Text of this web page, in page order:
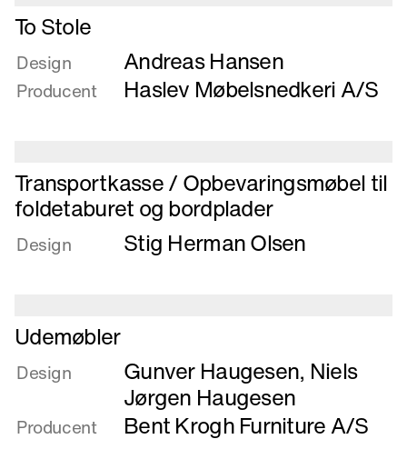
Box
modelkabinet
Læs
mere
om
To
Stole
To Stole
Design Andreas Hansen
Producent Haslev Møbelsnedkeri A/S
Læs
mere
om
Transportkasse
foldetaburet
og
bordplader
Transportkasse / Opbevaringsmøbel til
foldetaburet og bordplader
Design Stig Herman Olsen
Læs
mere
om
Udemøbler
Design Gunver Haugesen, Niels
Jørgen Haugesen
Producent Bent Krogh Furniture A/S